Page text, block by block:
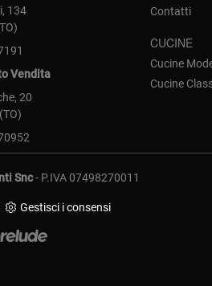
134
Vendita
20
Contatti
CUCINE
Cucine
Cucine
Snc- P.IVA 07498270011
Gestisci i consensi